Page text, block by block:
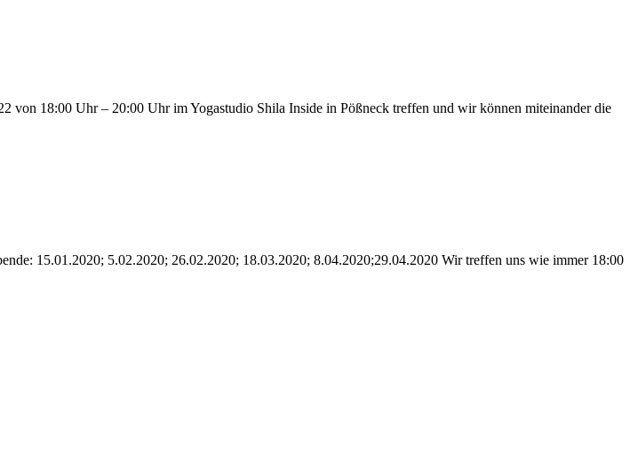
von 18:00 Uhr – 20:00 Uhr im Yogastudio Shila Inside in Pößneck treffen und wir können miteinander die
15.01.2020; 5.02.2020; 26.02.2020; 18.03.2020; 8.04.2020;29.04.2020 Wir treffen uns wie immer 18:00